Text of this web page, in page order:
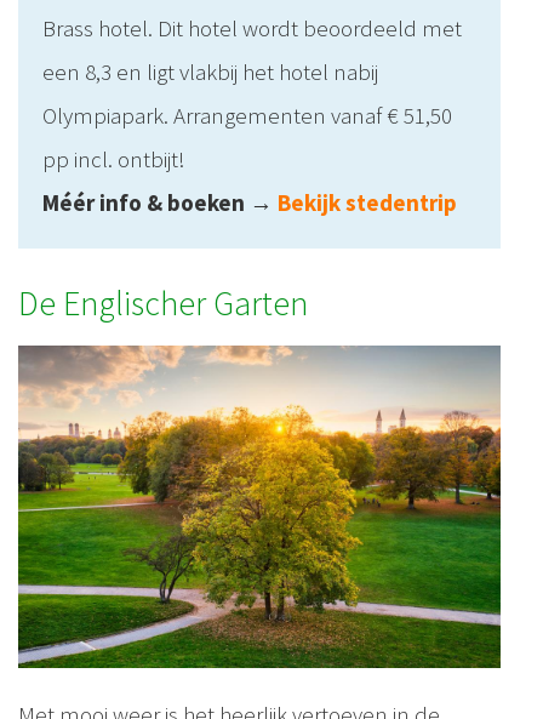
Brass hotel. Dit hotel wordt beoordeeld met
een 8,3 en ligt vlakbij het hotel nabij
Olympiapark. Arrangementen vanaf € 51,50
pp incl. ontbijt!
Méér info & boeken → Bekijk stedentrip
De Englischer Garten